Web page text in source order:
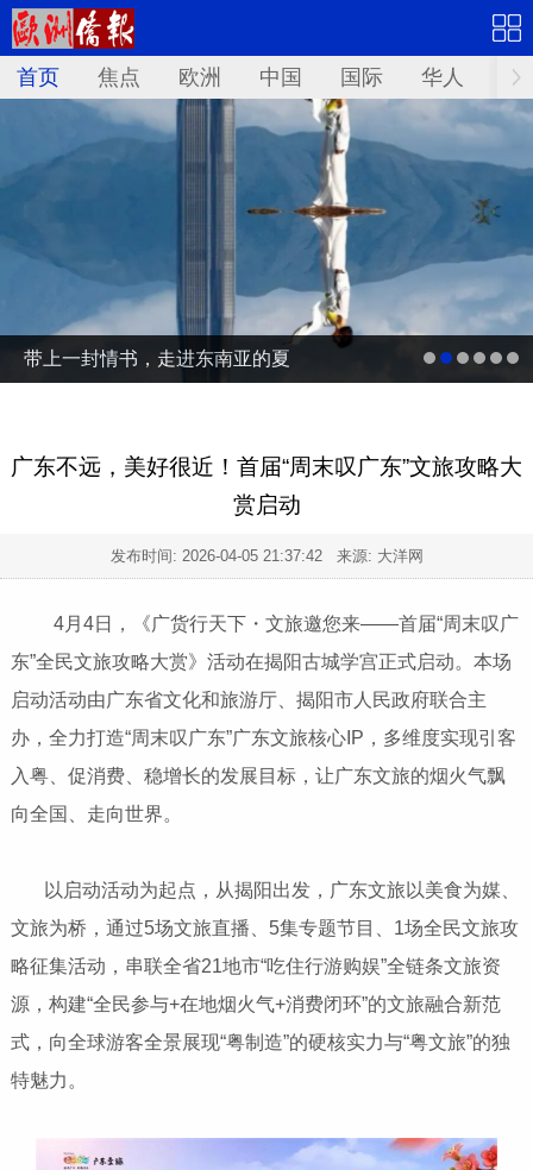
首页 焦点 欧洲 中国 国际 华人 文
带上一封情书，走进东南亚的夏
广东不远，美好很近！首届“周末叹广东”文旅攻略大
赏启动
发布时间: 2026-04-05 21:37:42来源: 大洋网
4月4日，《广货行天下・文旅邀您来——首届“周末叹广
东”全民文旅攻略大赏》活动在揭阳古城学宫正式启动。本场
启动活动由广东省文化和旅游厅、揭阳市人民政府联合主
办，全力打造“周末叹广东”广东文旅核心IP，多维度实现引客
入粤、促消费、稳增长的发展目标，让广东文旅的烟火气飘
向全国、走向世界。
以启动活动为起点，从揭阳出发，广东文旅以美食为媒、
文旅为桥，通过5场文旅直播、5集专题节目、1场全民文旅攻
略征集活动，串联全省21地市“吃住行游购娱”全链条文旅资
源，构建“全民参与+在地烟火气+消费闭环”的文旅融合新范
式，向全球游客全景展现“粤制造”的硬核实力与“粤文旅”的独
特魅力。